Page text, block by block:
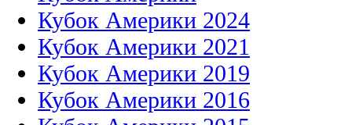
Кубок Америки 2024
Кубок Америки 2021
Кубок Америки 2019
Кубок Америки 2016